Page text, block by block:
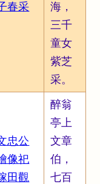
春采
海，
三千
童女
紫芝
采。
忠公
像祀
田觀
醉翁
亭上
文章
伯，
七百